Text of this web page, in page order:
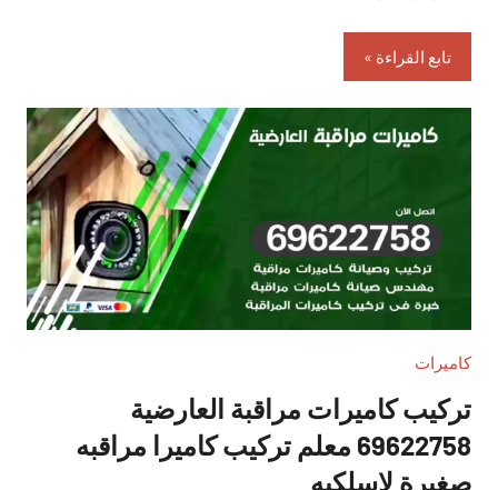
تابع القراءة
كاميرات
تركيب كاميرات مراقبة العارضية
69622758 معلم تركيب كاميرا مراقبه
صغيرة لاسلكيه